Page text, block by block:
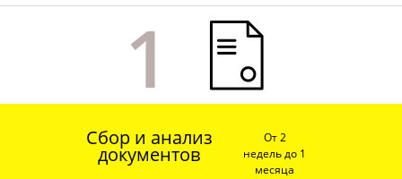
Сбор и анализ
документов
От 2
недель до 1
месяца
1